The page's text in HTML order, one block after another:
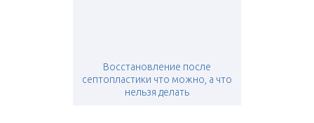
Восстановление после
септопластики что можно, а что
нельзя делать